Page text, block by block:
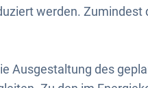
werden. Zumindest
Ausgestaltung des